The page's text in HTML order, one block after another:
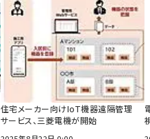
住宅メーカー向けIoT機器遠隔管理
サービス、三菱電機が開始